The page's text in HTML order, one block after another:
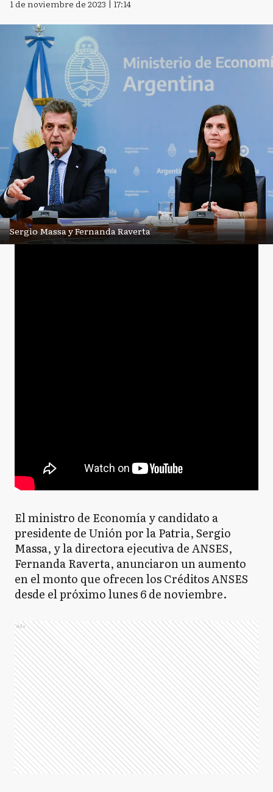
1 de noviembre de 2023 | 17:14
Sergio Massa y Fernanda Raverta
El ministro de Economía y candidato a
presidente de Unión por la Patria, Sergio
Massa, y la directora ejecutiva de ANSES,
Fernanda Raverta, anunciaron un aumento
en el monto que ofrecen los Créditos ANSES
desde el próximo lunes 6 de noviembre.
Ads